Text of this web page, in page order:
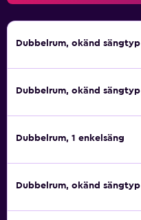
Dubbelrum, okänd sängtyp
Dubbelrum, okänd sängtyp
Dubbelrum, 1 enkelsäng
Dubbelrum, okänd sängtyp